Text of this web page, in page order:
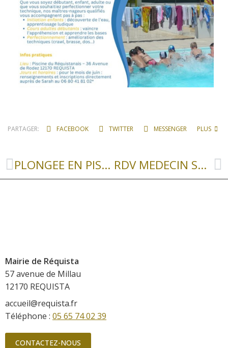
PARTAGER: FACEBOOK TWITTER MESSENGER PLUS
PLONGEE EN PISCINE RDV MEDECIN SOLIDAIRE
Mairie de Réquista
57 avenue de Millau
12170 REQUISTA
accueil@requista.fr
Téléphone : 05 65 74 02 39
CONTACTEZ-NOUS